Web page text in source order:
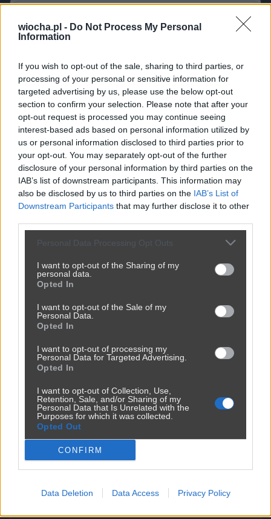
wiocha.pl - Do Not Process My Personal
Information
If you wish to opt-out of the sale, sharing to third parties, or
processing of your personal or sensitive information for
targeted advertising by us, please use the below opt-out
section to confirm your selection. Please note that after your
opt-out request is processed you may continue seeing
interest-based ads based on personal information utilized by
us or personal information disclosed to third parties prior to
your opt-out. You may separately opt-out of the further
disclosure of your personal information by third parties on the
IAB’s list of downstream participants. This information may
also be disclosed by us to third parties on the IAB’s List of
Downstream Participants that may further disclose it to other
Personal Data Processing Opt Outs
I want to opt-out of the Sharing of my
personal data.
Opted In
I want to opt-out of the Sale of my
Personal Data.
Opted In
I want to opt-out of processing my
Personal Data for Targeted Advertising.
Opted In
I want to opt-out of Collection, Use,
Retention, Sale, and/or Sharing of my
Personal Data that Is Unrelated with the
Purposes for which it was collected.
Opted Out
CONFIRM
Data Deletion Data Access Privacy Policy
Powinna do pakietu być